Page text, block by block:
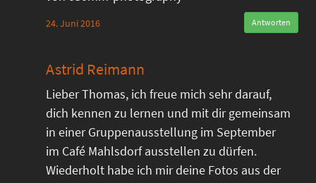
24. Juni 2016 Antworten
Astrid Reimann
Lieber Thomas, ich freue mich sehr darauf,
dich kennen zu lernen und mit dir gemeinsam
in einer Gruppenausstellung im September
im Café Mahlsdorf ausstellen zu dürfen.
Wiederholt habe ich mir deine Fotos aus der